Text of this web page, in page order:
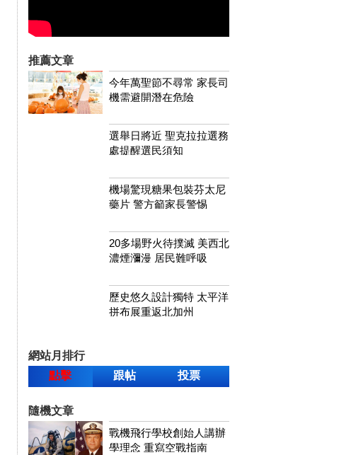
推薦文章
今年萬聖節不尋常 家長司
機需避開潛在危險
選舉日將近 聖克拉拉選務
處提醒選民須知
機場驚現糖果包裝芬太尼
藥片 警方籲家長警惕
20多場野火待撲滅 美西北
濃煙瀰漫 居民難呼吸
歷史悠久設計獨特 太平洋
拼布展重返北加州
網站月排行
點擊
跟帖 投票
隨機文章
戰機飛行學校創始人講辦
學理念 重寫空戰指南